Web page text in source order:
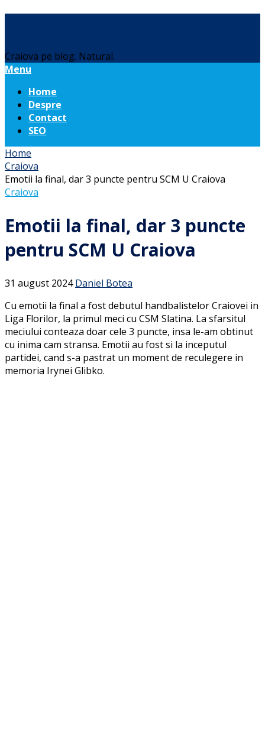
Craiova pe blog. Natural.
Menu
Home
Despre
Contact
SEO
Home
Craiova
Emotii la final, dar 3 puncte pentru SCM U Craiova
Craiova
Emotii la final, dar 3 puncte
pentru SCM U Craiova
31 august 2024 Daniel Botea
Cu emotii la final a fost debutul handbalistelor Craiovei in
Liga Florilor, la primul meci cu CSM Slatina. La sfarsitul
meciului conteaza doar cele 3 puncte, insa le-am obtinut
cu inima cam stransa. Emotii au fost si la inceputul
partidei, cand s-a pastrat un moment de reculegere in
memoria Irynei Glibko.